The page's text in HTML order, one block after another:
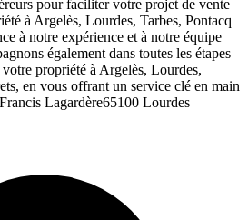
pour faciliter votre projet de vente
à Argelès, Lourdes, Tarbes, Pontacq
à notre expérience et à notre équipe
également dans toutes les étapes
propriété à Argelès, Lourdes,
en vous offrant un service clé en main
Lagardère65100 Lourdes